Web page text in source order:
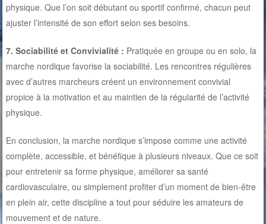
physique. Que l’on soit débutant ou sportif confirmé, chacun peut
ajuster l’intensité de son effort selon ses besoins.
7. Sociabilité et Convivialité : Pratiquée en groupe ou en solo, la
marche nordique favorise la sociabilité. Les rencontres régulières
avec d’autres marcheurs créent un environnement convivial
propice à la motivation et au maintien de la régularité de l’activité
physique.
En conclusion, la marche nordique s’impose comme une activité
complète, accessible, et bénéfique à plusieurs niveaux. Que ce soit
pour entretenir sa forme physique, améliorer sa santé
cardiovasculaire, ou simplement profiter d’un moment de bien-être
en plein air, cette discipline a tout pour séduire les amateurs de
mouvement et de nature.